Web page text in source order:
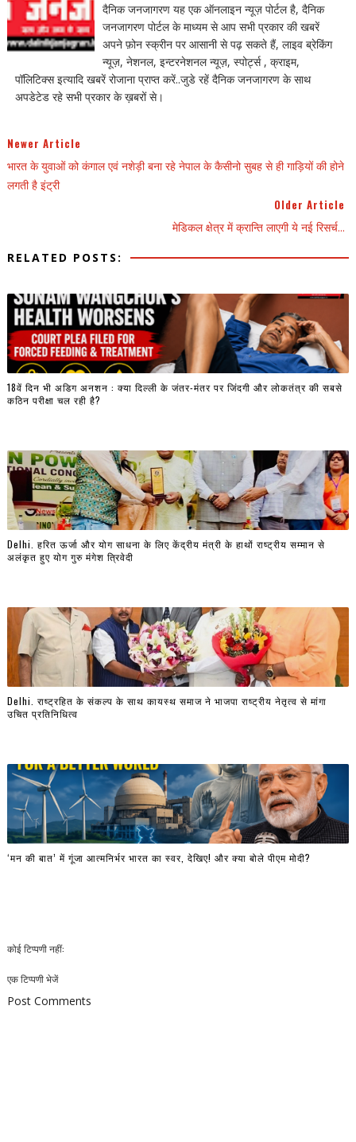
दैनिक जनजागरण यह एक ऑनलाइन न्यूज़ पोर्टल है, दैनिक
जनजागरण पोर्टल के माध्यम से आप सभी प्रकार की खबरें
अपने फ़ोन स्क्रीन पर आसानी से पढ़ सकते हैं, लाइव ब्रेकिंग
न्यूज़, नेशनल, इन्टरनेशनल न्यूज़, स्पोर्ट्स , क्राइम,
पॉलिटिक्स इत्यादि खबरें रोजाना प्राप्त करें..जुडे रहें दैनिक जनजागरण के साथ
अपडेटेड रहे सभी प्रकार के ख़बरों से।
Newer Article
भारत के युवाओं को कंगाल एवं नशेड़ी बना रहे नेपाल के कैसीनो सुबह से ही गाड़ियों की होने
लगती है इंट्री
Older Article
मेडिकल क्षेत्र में क्रान्ति लाएगी ये नई रिसर्च...
RELATED POSTS:
18वें दिन भी अडिग अनशन : क्या दिल्ली के जंतर-मंतर पर जिंदगी और लोकतंत्र की सबसे
कठिन परीक्षा चल रही है?
Delhi. हरित ऊर्जा और योग साधना के लिए केंद्रीय मंत्री के हाथों राष्ट्रीय सम्मान से
अलंकृत हुए योग गुरु मंगेश त्रिवेदी
Delhi. राष्ट्रहित के संकल्प के साथ कायस्थ समाज ने भाजपा राष्ट्रीय नेतृत्व से मांगा
उचित प्रतिनिधित्व
‘मन की बात’ में गूंजा आत्मनिर्भर भारत का स्वर, देखिए! और क्या बोले पीएम मोदी?
कोई टिप्पणी नहीं:
एक टिप्पणी भेजें
Post Comments